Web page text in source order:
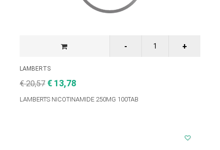
LAMBERTS
€ 20,57 € 13,78
LAMBERTS NICOTINAMIDE 250MG 100TAB